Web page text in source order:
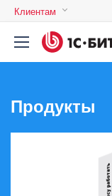
Клиентам
Продукты